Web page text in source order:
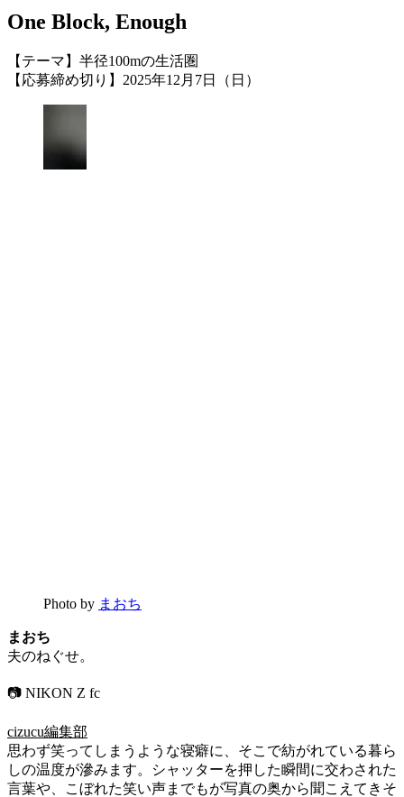
One Block, Enough
【テーマ】半径100mの生活圏
【応募締め切り】2025年12月7日（日）
Photo by まおち
まおち
夫のねぐせ。
📷 NIKON Z fc
cizucu編集部
思わず笑ってしまうような寝癖に、そこで紡がれている暮ら
しの温度が滲みます。シャッターを押した瞬間に交わされた
言葉や、こぼれた笑い声までもが写真の奥から聞こえてきそ